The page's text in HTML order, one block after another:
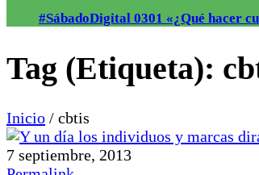
#SábadoDigital 0301 «¿Qué hacer
Tag (Etiqueta):
Inicio / cbtis
7 septiembre, 2013